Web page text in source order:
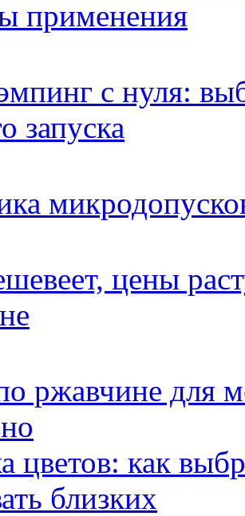
применения
с нуля:
запуска
цены
ржавчине для
цветов: как
близких